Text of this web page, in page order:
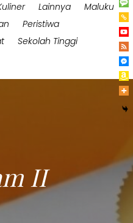
Lainnya
Maluku
Peristiwa
Sekolah Tinggi
II